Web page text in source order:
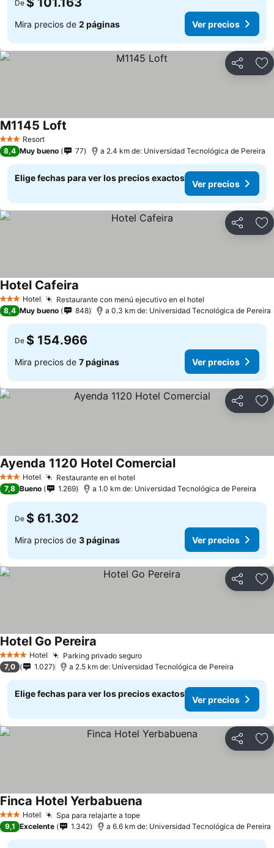
De
Mira precios de 2 páginas Ver precios
Compartir
3 EstrellasResort
M1145 Loft
8,4 Muy bueno 77 a 2.4 km de: Universidad Tecnológica de Pereira
Elige fechas para ver los precios exactos
Ver precios
Compartir
3 Estrellas
Hotel Restaurante con menú ejecutivo en el hotel
Hotel Cafeira
8,4 Muy bueno 848 a 0.3 km de: Universidad Tecnológica de Pereira
De $ 154.966
Mira precios de 7 páginas Ver precios
Compartir
3 Estrellas
Hotel Restaurante en el hotel
Ayenda 1120 Hotel Comercial
7,8 Bueno 1.269 a 1.0 km de: Universidad Tecnológica de Pereira
De $ 61.302
Mira precios de 3 páginas Ver precios
Compartir
4 EstrellasHotel Parking privado seguro
Hotel Go Pereira
7,0 1.027 a 2.5 km de: Universidad Tecnológica de Pereira
Elige fechas para ver los precios exactos
Ver precios
Compartir
3 Estrellas
Hotel Spa para relajarte a tope
Finca Hotel Yerbabuena
9,1 Excelente 1.342 a 6.6 km de: Universidad Tecnológica de Pereira